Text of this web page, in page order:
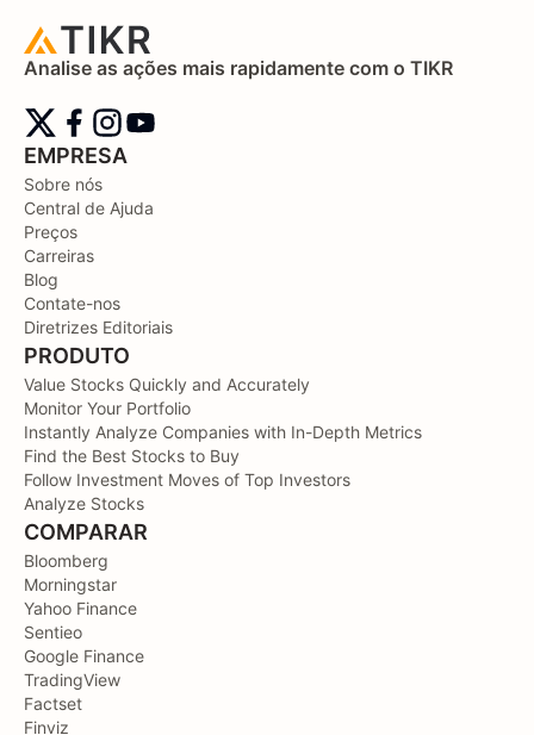
Analise as ações mais rapidamente com o TIKR
EMPRESA
Sobre nós
Central de Ajuda
Preços
Carreiras
Blog
Contate-nos
Diretrizes Editoriais
PRODUTO
Value Stocks Quickly and Accurately
Monitor Your Portfolio
Instantly Analyze Companies with In-Depth Metrics
Find the Best Stocks to Buy
Follow Investment Moves of Top Investors
Analyze Stocks
COMPARAR
Bloomberg
Morningstar
Yahoo Finance
Sentieo
Google Finance
TradingView
Factset
Finviz